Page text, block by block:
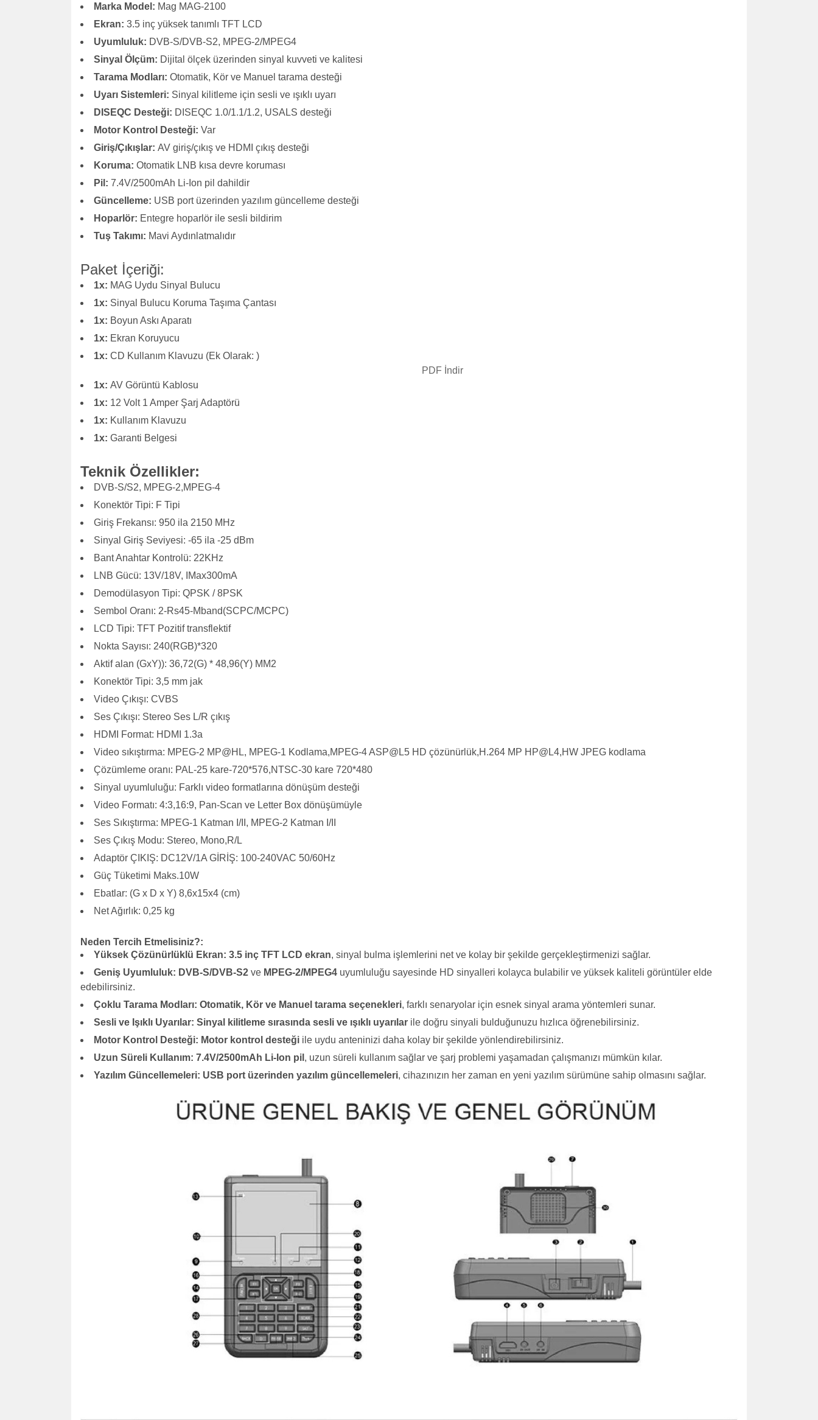
Marka Model: Mag MAG-2100
Ekran: 3.5 inç yüksek tanımlı TFT LCD
Uyumluluk: DVB-S/DVB-S2, MPEG-2/MPEG4
Sinyal Ölçüm: Dijital ölçek üzerinden sinyal kuvveti ve kalitesi
Tarama Modları: Otomatik, Kör ve Manuel tarama desteği
Uyarı Sistemleri: Sinyal kilitleme için sesli ve ışıklı uyarı
DISEQC Desteği: DISEQC 1.0/1.1/1.2, USALS desteği
Motor Kontrol Desteği: Var
Giriş/Çıkışlar: AV giriş/çıkış ve HDMI çıkış desteği
Koruma: Otomatik LNB kısa devre koruması
Pil: 7.4V/2500mAh Li-Ion pil dahildir
Güncelleme: USB port üzerinden yazılım güncelleme desteği
Hoparlör: Entegre hoparlör ile sesli bildirim
Tuş Takımı: Mavi Aydınlatmalıdır
Paket İçeriği:
1x: MAG Uydu Sinyal Bulucu
1x: Sinyal Bulucu Koruma Taşıma Çantası
1x: Boyun Askı Aparatı
1x: Ekran Koruyucu
1x: CD Kullanım Klavuzu (Ek Olarak:
PDF İndir
)
1x: AV Görüntü Kablosu
1x: 12 Volt 1 Amper Şarj Adaptörü
1x: Kullanım Klavuzu
1x: Garanti Belgesi
Teknik Özellikler:
DVB-S/S2, MPEG-2,MPEG-4
Konektör Tipi: F Tipi
Giriş Frekansı: 950 ila 2150 MHz
Sinyal Giriş Seviyesi: -65 ila -25 dBm
Bant Anahtar Kontrolü: 22KHz
LNB Gücü: 13V/18V, IMax300mA
Demodülasyon Tipi: QPSK / 8PSK
Sembol Oranı: 2-Rs45-Mband(SCPC/MCPC)
LCD Tipi: TFT Pozitif transflektif
Nokta Sayısı: 240(RGB)*320
Aktif alan (GxY)): 36,72(G) * 48,96(Y) MM2
Konektör Tipi: 3,5 mm jak
Video Çıkışı: CVBS
Ses Çıkışı: Stereo Ses L/R çıkış
HDMI Format: HDMI 1.3a
Video sıkıştırma: MPEG-2 MP@HL, MPEG-1 Kodlama,MPEG-4 ASP@L5 HD çözünürlük,H.264 MP HP@L4,HW JPEG kodlama
Çözümleme oranı: PAL-25 kare-720*576,NTSC-30 kare 720*480
Sinyal uyumluluğu: Farklı video formatlarına dönüşüm desteği
Video Formatı: 4:3,16:9, Pan-Scan ve Letter Box dönüşümüyle
Ses Sıkıştırma: MPEG-1 Katman I/II, MPEG-2 Katman I/II
Ses Çıkış Modu: Stereo, Mono,R/L
Adaptör ÇIKIŞ: DC12V/1A GİRİŞ: 100-240VAC 50/60Hz
Güç Tüketimi Maks.10W
Ebatlar: (G x D x Y) 8,6x15x4 (cm)
Net Ağırlık: 0,25 kg
Neden Tercih Etmelisiniz?:
Yüksek Çözünürlüklü Ekran: 3.5 inç TFT LCD ekran, sinyal bulma işlemlerini net ve kolay bir şekilde gerçekleştirmenizi sağlar.
Geniş Uyumluluk: DVB-S/DVB-S2 ve MPEG-2/MPEG4 uyumluluğu sayesinde HD sinyalleri kolayca bulabilir ve yüksek kaliteli görüntüler elde
edebilirsiniz.
Çoklu Tarama Modları: Otomatik, Kör ve Manuel tarama seçenekleri, farklı senaryolar için esnek sinyal arama yöntemleri sunar.
Sesli ve Işıklı Uyarılar: Sinyal kilitleme sırasında sesli ve ışıklı uyarılar ile doğru sinyali bulduğunuzu hızlıca öğrenebilirsiniz.
Motor Kontrol Desteği: Motor kontrol desteği ile uydu anteninizi daha kolay bir şekilde yönlendirebilirsiniz.
Uzun Süreli Kullanım: 7.4V/2500mAh Li-Ion pil , uzun süreli kullanım sağlar ve şarj problemi yaşamadan çalışmanızı mümkün kılar.
Yazılım Güncellemeleri: USB port üzerinden yazılım güncellemeleri, cihazınızın her zaman en yeni yazılım sürümüne sahip olmasını sağlar.